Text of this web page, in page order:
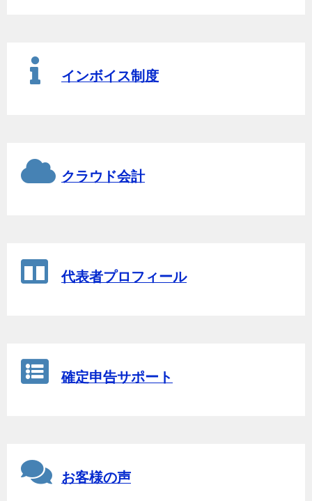
インボイス制度
クラウド会計
代表者プロフィール
確定申告サポート
お客様の声